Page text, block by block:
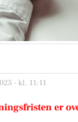
- kl. 11:11
er